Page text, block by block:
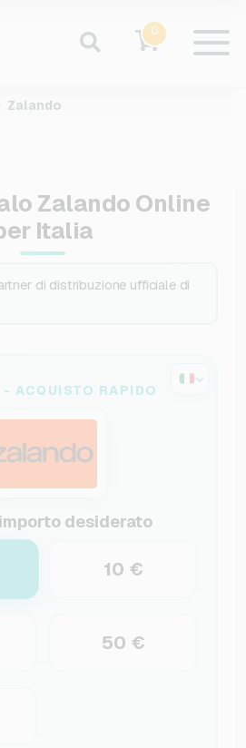
0
Zalando
Zalando Online
Italia
di distribuzione ufficiale di
ACQUISTO RAPIDO
desiderato
10 €
50 €